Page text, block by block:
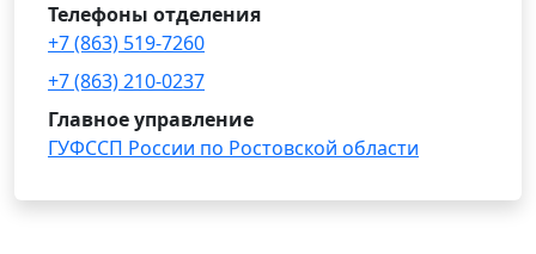
Телефоны отделения
+7 (863) 519-7260
+7 (863) 210-0237
Главное управление
ГУФССП России по Ростовской области